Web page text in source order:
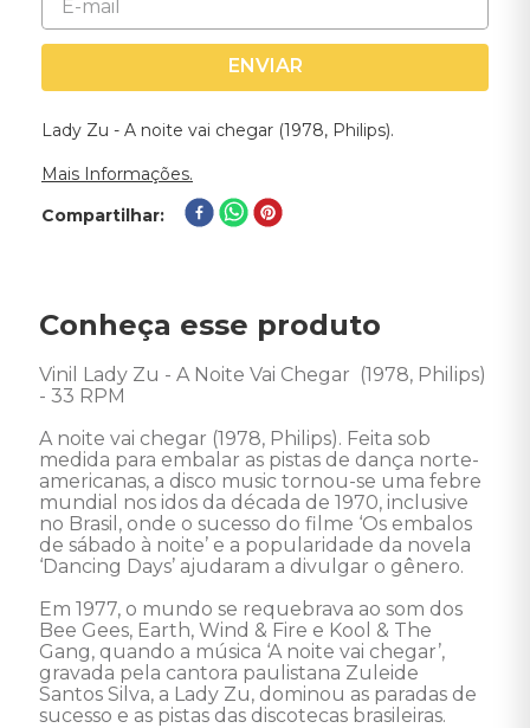
ENVIAR
Lady Zu - A noite vai chegar (1978, Philips).
Mais Informações.
Compartilhar
Conheça esse produto
Vinil Lady Zu - A Noite Vai Chegar  (1978, Philips)
- 33 RPM
A noite vai chegar (1978, Philips). Feita sob
medida para embalar as pistas de dança norte-
americanas, a disco music tornou-se uma febre
mundial nos idos da década de 1970, inclusive
no Brasil, onde o sucesso do filme ‘Os embalos
de sábado à noite’ e a popularidade da novela
‘Dancing Days’ ajudaram a divulgar o gênero.
Em 1977, o mundo se requebrava ao som dos
Bee Gees, Earth, Wind & Fire e Kool & The
Gang, quando a música ‘A noite vai chegar’,
gravada pela cantora paulistana Zuleide
Santos Silva, a Lady Zu, dominou as paradas de
sucesso e as pistas das discotecas brasileiras.